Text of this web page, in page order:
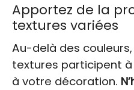
Apportez de la
textures variées
Au-delà des
textures participent
à votre décoration.